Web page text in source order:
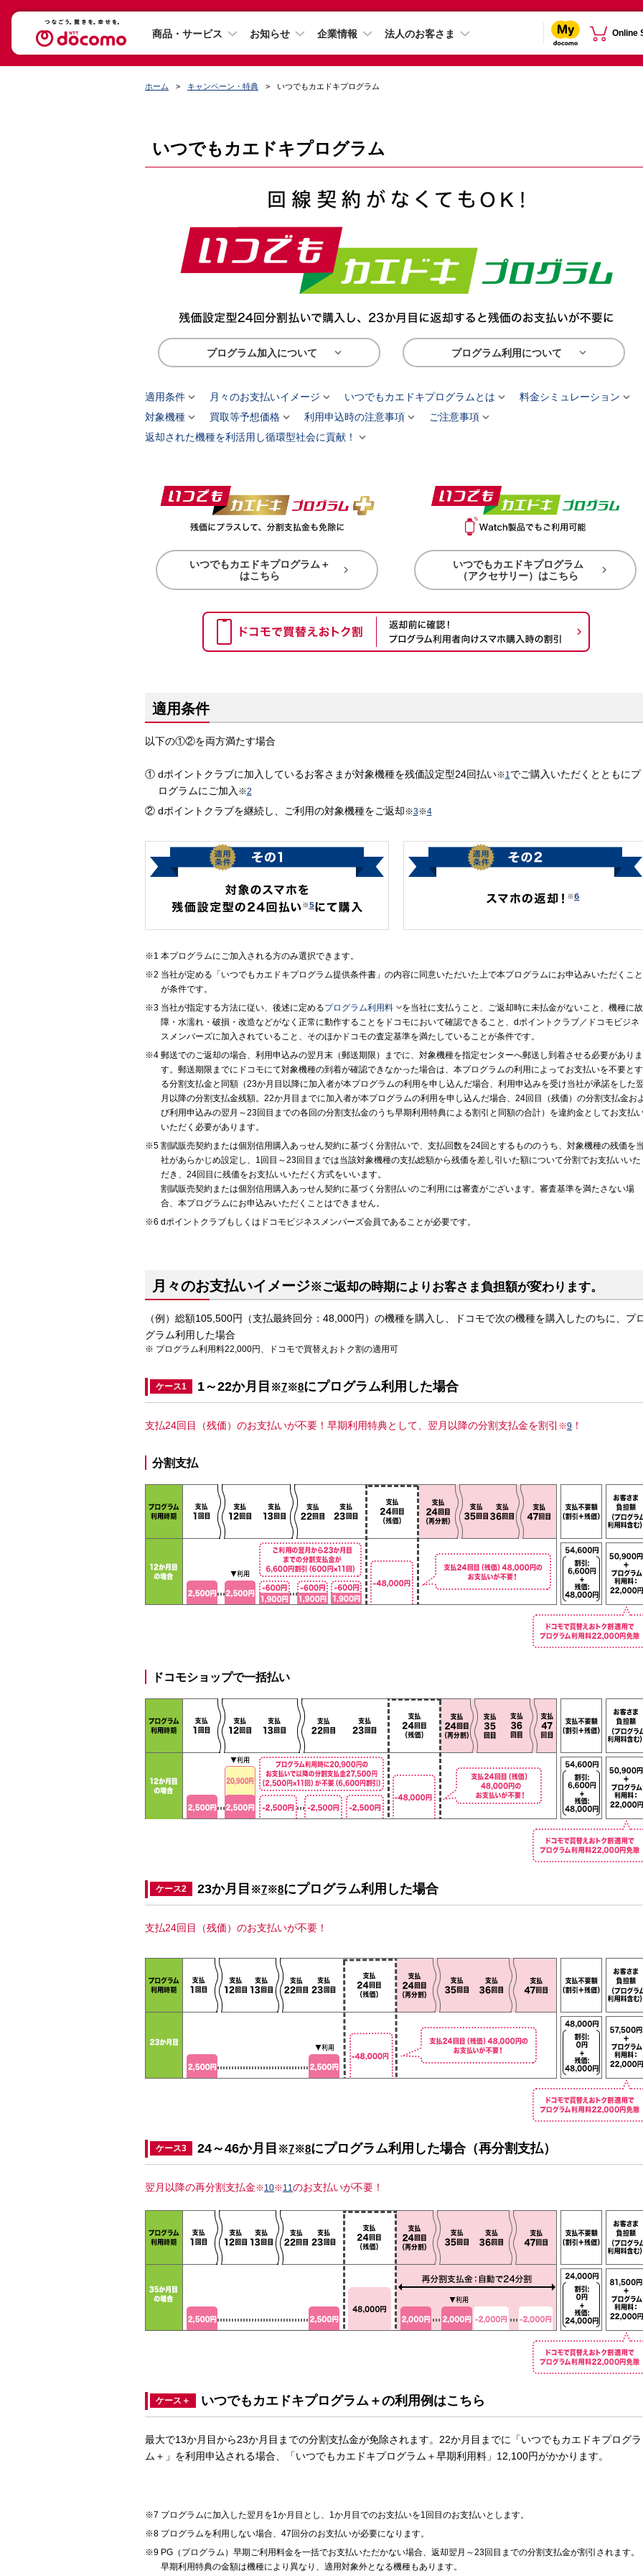
商品・サービス お知らせ 企業情報 法人のお客さま Online
ホーム キャンペーン・特典 いつでもカエドキプログラム
いつでもカエドキプログラム
プログラム加入について  プログラム利用について 
適用条件 月々のお支払いイメージ  いつでもカエドキプログラムとは  料金シミュレーション 
対象機種 買取等予想価格 利用申込時の注意事項 ご注意事項
返却された機種を利活用し循環型社会に貢献！ 
いつでもカエドキプログラム＋
はこちら

いつでもカエドキプログラム
（アクセサリー）はこちら

適用条件
以下の①②を両方満たす場合
dポイントクラブに加入しているお客さまが対象機種を残価設定型24回払い※1でご購入いただくとともにプ
ログラムにご加入 ※2
dポイントクラブを継続し、ご利用の対象機種をご返却※3※4
本プログラムにご加入される方のみ選択できます。
当社が定める「いつでもカエドキプログラム提供条件書」の内容に同意いただいた上で本プログラムにお申込みいただくこと
が条件です。
当社が指定する方法に従い、後述に定めるプログラム利用料を当社に支払うこと、ご返却時に未払金がないこと、機種に故
障・水濡れ・破損・改造などがなく正常に動作することをドコモにおいて確認できること、dポイントクラブ／ドコモビジネ
スメンバーズに加入されていること、そのほかドコモの査定基準を満たしていることが条件です。
郵送でのご返却の場合、利用申込みの翌月末（郵送期限）までに、対象機種を指定センターへ郵送し到着させる必要がありま
す。郵送期限までにドコモにて対象機種の到着が確認できなかった場合は、本プログラムの利用によってお支払いを不要とす
る分割支払金と同額（23か月目以降に加入者が本プログラムの利用を申し込んだ場合、利用申込みを受け当社が承諾をした
月以降の分割支払金残額。22か月目までに加入者が本プログラムの利用を申し込んだ場合、24回目（残価）の分割支払金お
び利用申込みの翌月～23回目までの各回の分割支払金のうち早期利用特典による割引と同額の合計）を違約金としてお支払
いただく必要があります。
割賦販売契約または個別信用購入あっせん契約に基づく分割払いで、支払回数を24回とするもののうち、対象機種の残価を
社があらかじめ設定し、1回目～23回目までは当該対象機種の支払総額から残価を差し引いた額について分割でお支払いいた
だき、24回目に残価をお支払いいただく方式をいいます。
割賦販売契約または個別信用購入あっせん契約に基づく分割払いのご利用には審査がございます。審査基準を満たさない場
合、本プログラムにお申込みいただくことはできません。
dポイントクラブもしくはドコモビジネスメンバーズ会員であることが必要です。
月々のお支払いイメージ※ご返却の時期によりお客さま負担額が変わります。
（例）総額105,500円（支払最終回分：48,000円）の機種を購入し、ドコモで次の機種を購入したのちに、プ
グラム利用した場合
プログラム利用料22,000円、ドコモで買替えおトク割の適用可
ケース1 1～22か月目 ※7※8にプログラム利用した場合
支払24回目（残価）のお支払いが不要！早期利用特典として、翌月以降の分割支払金を割引 ※9 ！
分割支払
ドコモショップで一括払い
ケース2 23か月目 ※7※8にプログラム利用した場合
支払24回目（残価）のお支払いが不要！
ケース3 24～46か月目 ※7※8にプログラム利用した場合（再分割支払）
翌月以降の再分割支払金※10※11のお支払いが不要！
ケース＋ いつでもカエドキプログラム＋の利用例はこちら
最大で13か月目から23か月目までの分割支払金が免除されます。22か月目までに「いつでもカエドキプログラ
ム＋」を利用申込される場合、「いつでもカエドキプログラム＋早期利用料」12,100円がかかります。
プログラムに加入した翌月を1か月目とし、1か月目でのお支払いを1回目のお支払いとします。
プログラムを利用しない場合、47回分のお支払いが必要になります。
PG（プログラム）早期ご利用料金を一括でお支払いただかない場合、返却翌月～23回目までの分割支払金が割引されます。
早期利用特典の金額は機種により異なり、適用対象外となる機種もあります。